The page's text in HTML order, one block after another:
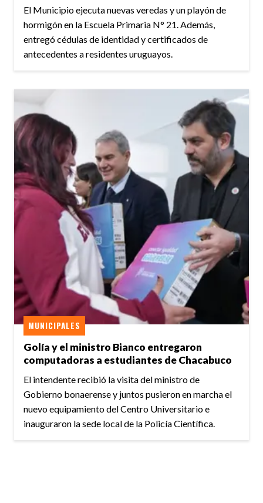
El Municipio ejecuta nuevas veredas y un playón de
hormigón en la Escuela Primaria N° 21. Además,
entregó cédulas de identidad y certificados de
antecedentes a residentes uruguayos.
Golía y el ministro Bianco entregaron
computadoras a estudiantes de Chacabuco
MUNICIPALES
El intendente recibió la visita del ministro de
Gobierno bonaerense y juntos pusieron en marcha el
nuevo equipamiento del Centro Universitario e
inauguraron la sede local de la Policía Científica.